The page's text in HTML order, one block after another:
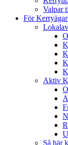
Valpar
För
Aktiv
Så här